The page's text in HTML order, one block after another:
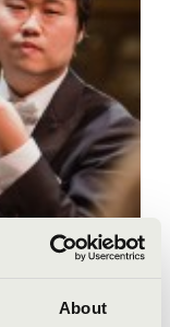
About
a kortárs